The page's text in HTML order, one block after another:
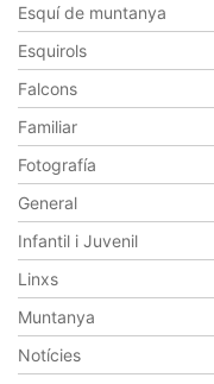
Esquí de muntanya
Esquirols
Falcons
Familiar
Fotografía
General
Infantil i Juvenil
Linxs
Muntanya
Notícies